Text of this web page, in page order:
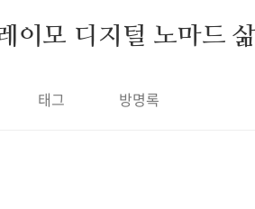
이모 디지털 노마드
태그 방명록